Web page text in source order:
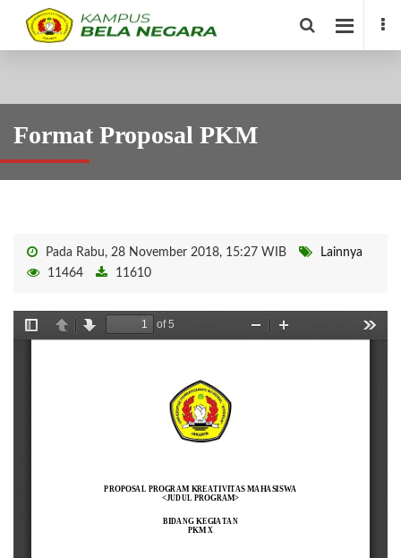
Format Proposal PKM
Pada Rabu, 28 November 2018, 15:27 WIB
Lainnya
11464
11610